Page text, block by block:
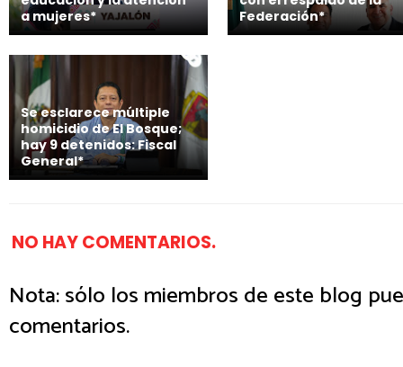
a mujeres*
Federación*
Se esclarece múltiple
homicidio de El Bosque;
hay 9 detenidos: Fiscal
General*
NO HAY COMENTARIOS.
Nota: sólo los miembros de este blog
comentarios.